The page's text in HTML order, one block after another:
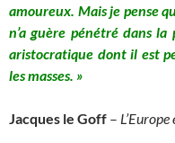
amoureux. Mais je pense
n’a guère pénétré dans
aristocratique dont il est
les masses. »
Jacques le Goff –